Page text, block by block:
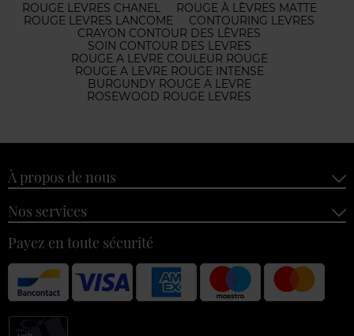
ROUGE LEVRES CHANEL
ROUGE À LÈVRES MATTE
ROUGE LEVRES LANCOME
CONTOURING LEVRES
CRAYON CONTOUR DES LÈVRES
SOIN CONTOUR DES LEVRES
ROUGE A LEVRE COULEUR ROUGE
ROUGE A LEVRE ROUGE INTENSE
BURGUNDY ROUGE A LEVRE
ROSEWOOD ROUGE LEVRES
À propos de nous
Nos services
Payez en toute sécurité